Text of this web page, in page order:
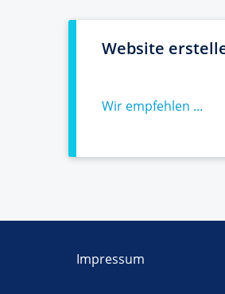
Website
Wir empfehlen ...
Impressum